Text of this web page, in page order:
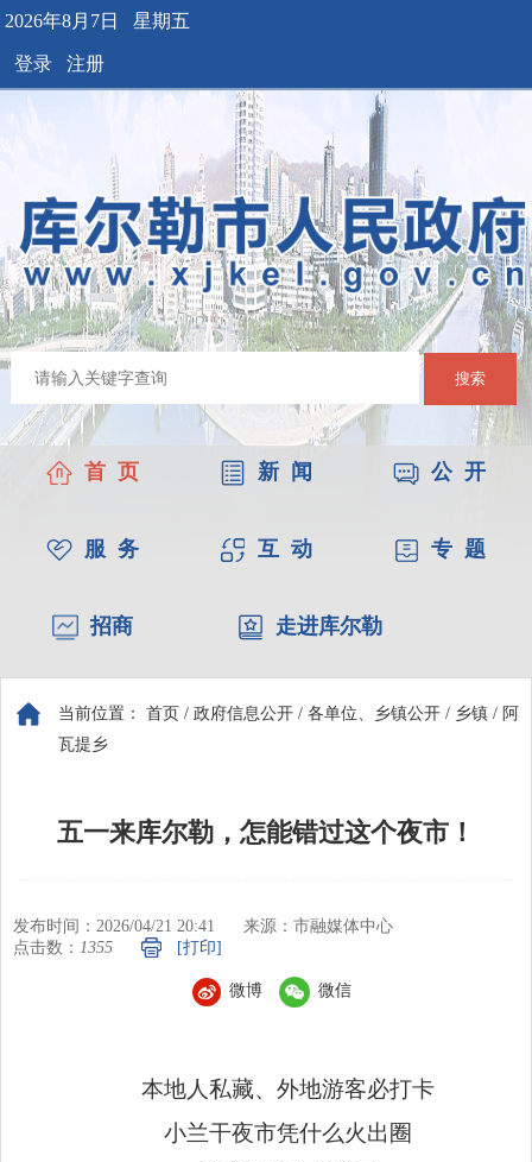
2026年8月7日 星期五
登录 注册
搜索
首 页 新 闻 公 开
服 务 互 动 专 题
招商 走进库尔勒
当前位置： 首页 / 政府信息公开 / 各单位、乡镇公开 / 乡镇 / 阿
瓦提乡
五一来库尔勒，怎能错过这个夜市！
发布时间：2026/04/21 20:41
来源：市融媒体中心
点击数： 1355 [打印]
微博 微信
本地人私藏、外地游客必打卡
小兰干夜市凭什么火出圈